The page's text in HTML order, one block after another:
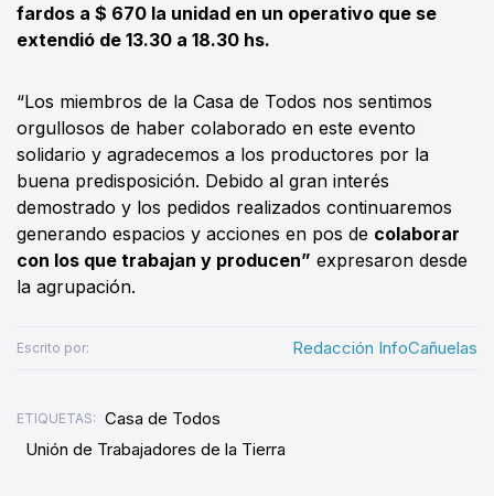
fardos a $ 670 la unidad en un operativo que se
extendió de 13.30 a 18.30 hs.
“Los miembros de la Casa de Todos nos sentimos
orgullosos de haber colaborado en este evento
solidario y agradecemos a los productores por la
buena predisposición. Debido al gran interés
demostrado y los pedidos realizados continuaremos
generando espacios y acciones en pos de colaborar
con los que trabajan y producen” expresaron desde
la agrupación.
Escrito por: Redacción InfoCañuelas
ETIQUETAS: Casa de Todos
Unión de Trabajadores de la Tierra